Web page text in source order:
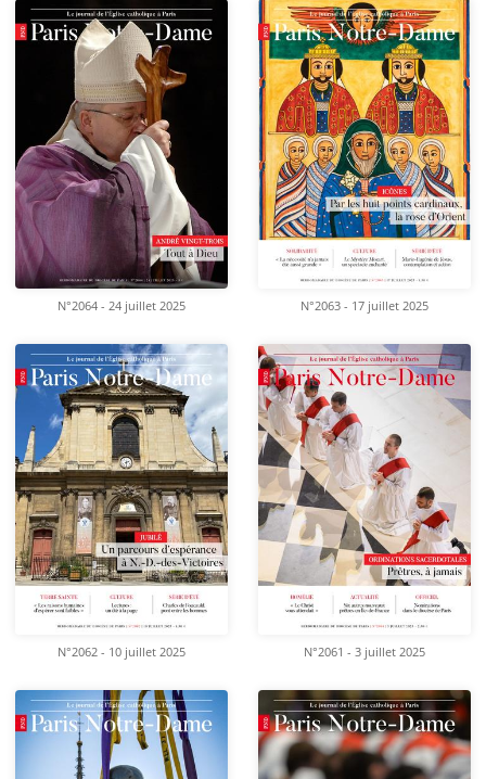
N°2064 - 24 juillet 2025 N°2063 - 17 juillet 2025
N°2062 - 10 juillet 2025 N°2061 - 3 juillet 2025